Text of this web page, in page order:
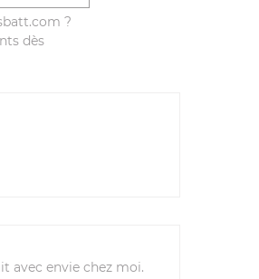
?
dès
avec envie chez moi.